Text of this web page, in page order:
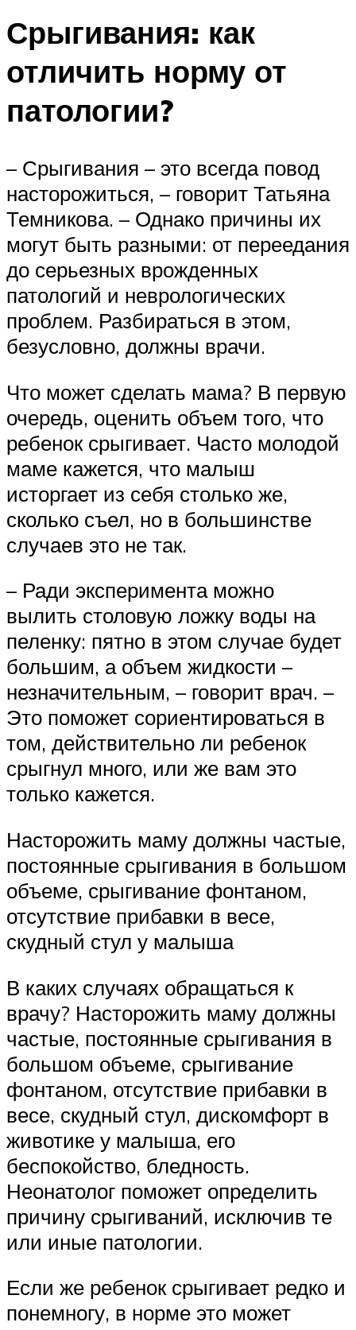
Срыгивания: как
отличить норму от
патологии?
– Срыгивания – это всегда повод
насторожиться, – говорит Татьяна
Темникова. – Однако причины их
могут быть разными: от переедания
до серьезных врожденных
патологий и неврологических
проблем. Разбираться в этом,
безусловно, должны врачи.
Что может сделать мама? В первую
очередь, оценить объем того, что
ребенок срыгивает. Часто молодой
маме кажется, что малыш
исторгает из себя столько же,
сколько съел, но в большинстве
случаев это не так.
– Ради эксперимента можно
вылить столовую ложку воды на
пеленку: пятно в этом случае будет
большим, а объем жидкости –
незначительным, – говорит врач. –
Это поможет сориентироваться в
том, действительно ли ребенок
срыгнул много, или же вам это
только кажется.
Насторожить маму должны частые,
постоянные срыгивания в большом
объеме, срыгивание фонтаном,
отсутствие прибавки в весе,
скудный стул у малыша
В каких случаях обращаться к
врачу? Насторожить маму должны
частые, постоянные срыгивания в
большом объеме, срыгивание
фонтаном, отсутствие прибавки в
весе, скудный стул, дискомфорт в
животике у малыша, его
беспокойство, бледность.
Неонатолог поможет определить
причину срыгиваний, исключив те
или иные патологии.
Если же ребенок срыгивает редко и
понемногу, в норме это может